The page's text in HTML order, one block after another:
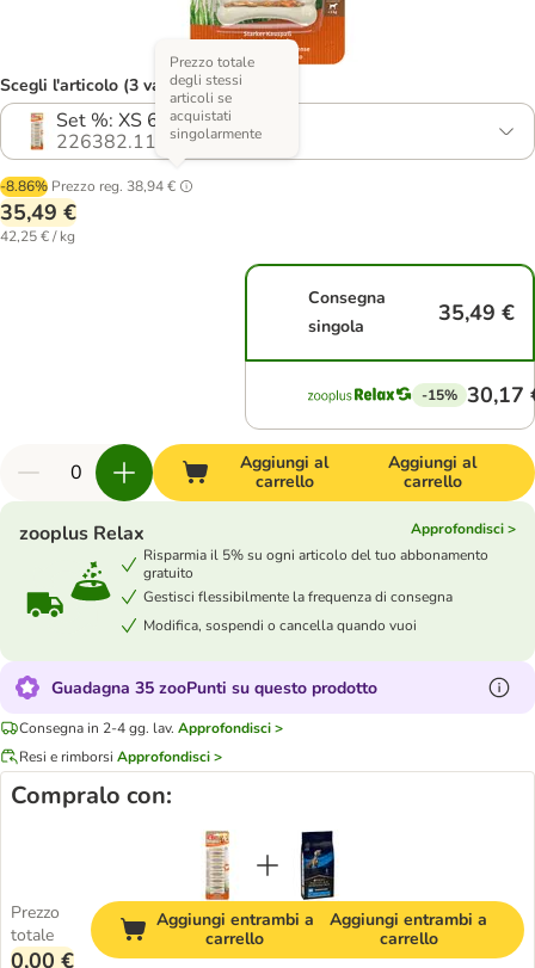
Scegli l'articolo (3 varianti)
Set %: XS 6 x 7 pz (840 g)
226382.11
-8.86% Prezzo reg. 38,94 €
Prezzo totale
degli stessi
articoli se
acquistati
singolarmente
35,49 €
42,25 € / kg
Consegna
singola
35,49 €
-15% 30,17
Aggiungi al
carrello
Aggiungi al
carrello
zooplus Relax
Approfondisci >
Risparmia il 5% su ogni articolo del tuo abbonamento
gratuito
Gestisci flessibilmente la frequenza di consegna
Modifica, sospendi o cancella quando vuoi
Guadagna 35 zooPunti su questo prodotto
Consegna in 2-4 gg. lav. Approfondisci >
Resi e rimborsi Approfondisci >
Compralo con:
Prezzo
totale
0,00 €
Aggiungi entrambi a
carrello
Aggiungi entrambi a
carrello